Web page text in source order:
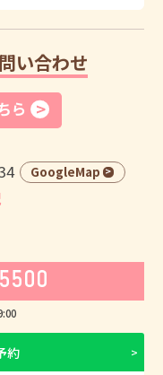
い合わせ
ら
GoogleMap
約